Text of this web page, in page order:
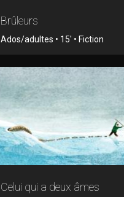
Brûleurs
Ados/adultes • 15' • Fiction
Celui qui a deux âmes